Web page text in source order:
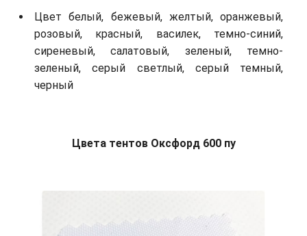
Цвет белый, бежевый, желтый, оранжевый,
розовый, красный, василек, темно-синий,
сиреневый, салатовый, зеленый, темно-
зеленый, серый светлый, серый темный,
черный
Цвета тентов Оксфорд 600 пу